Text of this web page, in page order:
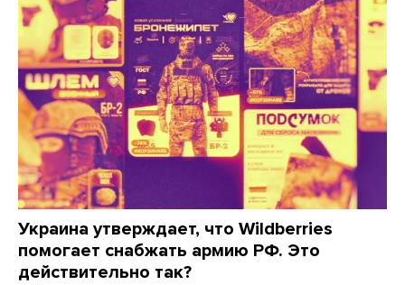
Украина утверждает, что Wildberries
помогает снабжать армию РФ. Это
действительно так?